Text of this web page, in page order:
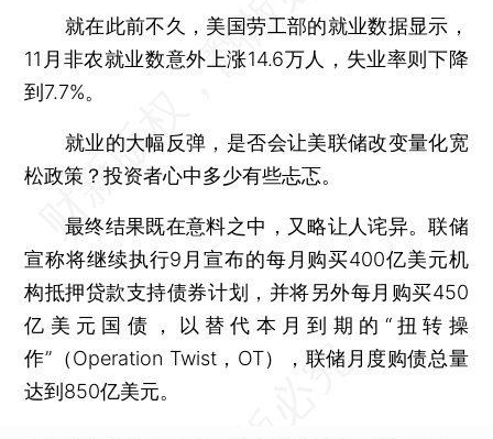
就在此前不久，美国劳工部的就业数据显示，
11月非农就业数意外上涨14.6万人，失业率则下降
到7.7%。
就业的大幅反弹，是否会让美联储改变量化宽
松政策？投资者心中多少有些忐忑。
最终结果既在意料之中，又略让人诧异。联储
宣称将继续执行9月宣布的每月购买400亿美元机
构抵押贷款支持债券计划，并将另外每月购买450
亿美元国债，以替代本月到期的“扭转操
作”（Operation Twist，OT），联储月度购债总量
达到850亿美元。